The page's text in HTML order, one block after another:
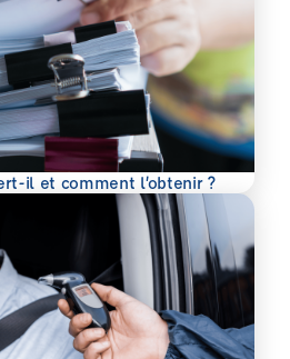
il et comment l’obtenir ?